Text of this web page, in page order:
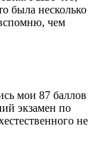
была несколько
чем
мои 87 баллов
экзамен по
не